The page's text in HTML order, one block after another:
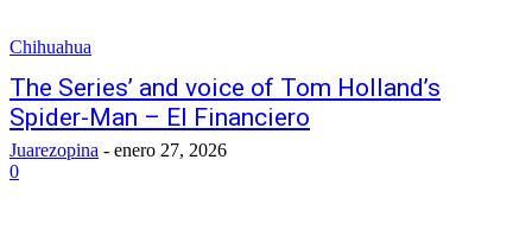
Chihuahua
The Series’ and voice of Tom Holland’s
Spider-Man – El Financiero
Juarezopina - enero 27, 2026
0